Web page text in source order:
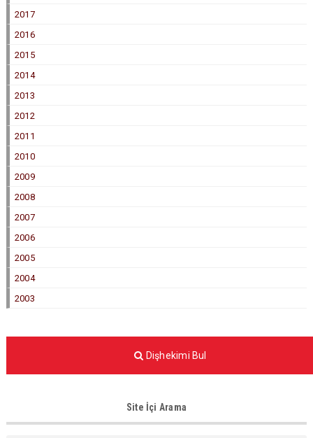
2017
2016
2015
2014
2013
2012
2011
2010
2009
2008
2007
2006
2005
2004
2003
Dişhekimi Bul
Site İçi Arama